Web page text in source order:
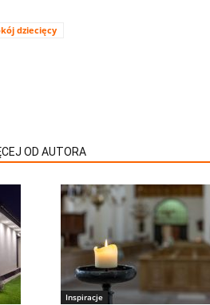
dziecięcy
OD AUTORA
Inspiracje